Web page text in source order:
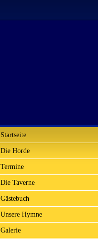
Startseite
Die Horde
Termine
Die Taverne
Gästebuch
Unsere Hymne
Galerie